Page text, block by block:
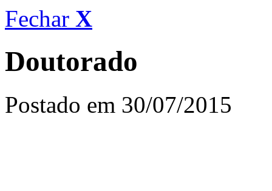
Fechar X
Doutorado
Postado em 30/07/2015